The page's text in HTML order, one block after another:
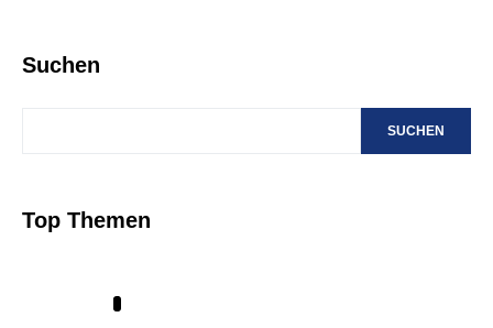
Suchen
SUCHEN
Top Themen